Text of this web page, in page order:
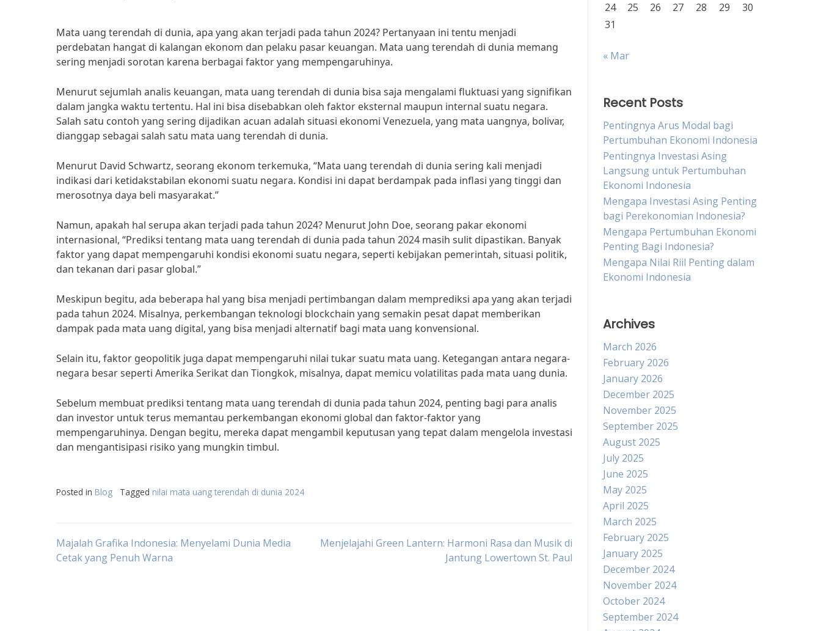
Mata uang terendah di dunia, apa yang akan terjadi pada tahun 2024? Pertanyaan ini tentu menjadi
perdebatan hangat di kalangan ekonom dan pelaku pasar keuangan. Mata uang terendah di dunia memang
sering menjadi sorotan karena berbagai faktor yang mempengaruhinya.
Menurut sejumlah analis keuangan, mata uang terendah di dunia bisa saja mengalami fluktuasi yang signifikan
dalam jangka waktu tertentu. Hal ini bisa disebabkan oleh faktor eksternal maupun internal suatu negara.
Salah satu contoh yang sering dijadikan acuan adalah situasi ekonomi Venezuela, yang mata uangnya, bolivar,
dianggap sebagai salah satu mata uang terendah di dunia.
Menurut David Schwartz, seorang ekonom terkemuka, “Mata uang terendah di dunia sering kali menjadi
indikasi dari ketidakstabilan ekonomi suatu negara. Kondisi ini dapat berdampak pada inflasi yang tinggi dan
merosotnya daya beli masyarakat.”
Namun, apakah hal serupa akan terjadi pada tahun 2024? Menurut John Doe, seorang pakar ekonomi
internasional, “Prediksi tentang mata uang terendah di dunia pada tahun 2024 masih sulit dipastikan. Banyak
faktor yang dapat mempengaruhi kondisi ekonomi suatu negara, seperti kebijakan pemerintah, situasi politik,
dan tekanan dari pasar global.”
Meskipun begitu, ada beberapa hal yang bisa menjadi pertimbangan dalam memprediksi apa yang akan terjadi
pada tahun 2024. Misalnya, perkembangan teknologi blockchain yang semakin pesat dapat memberikan
dampak pada mata uang digital, yang bisa menjadi alternatif bagi mata uang konvensional.
Selain itu, faktor geopolitik juga dapat mempengaruhi nilai tukar suatu mata uang. Ketegangan antara negara-
negara besar seperti Amerika Serikat dan Tiongkok, misalnya, dapat memicu volatilitas pada mata uang dunia.
Sebelum membuat prediksi tentang mata uang terendah di dunia pada tahun 2024, penting bagi para analis
dan investor untuk terus memantau perkembangan ekonomi global dan faktor-faktor yang
mempengaruhinya. Dengan begitu, mereka dapat mengambil keputusan yang tepat dalam mengelola investasi
dan mengantisipasi risiko yang mungkin timbul.
Posted in Blog Tagged nilai mata uang terendah di dunia 2024
Post
Majalah Grafika Indonesia: Menyelami Dunia Media
Cetak yang Penuh Warna
Menjelajahi Green Lantern: Harmoni Rasa dan Musik di
Jantung Lowertown St. Paul
24
25 26 27 28 29
30
31
« Mar
Recent Posts
Pentingnya Arus Modal bagi
Pertumbuhan Ekonomi Indonesia
Pentingnya Investasi Asing
Langsung untuk Pertumbuhan
Ekonomi Indonesia
Mengapa Investasi Asing Penting
bagi Perekonomian Indonesia?
Mengapa Pertumbuhan Ekonomi
Penting Bagi Indonesia?
Mengapa Nilai Riil Penting dalam
Ekonomi Indonesia
Archives
March 2026
February 2026
January 2026
December 2025
November 2025
September 2025
August 2025
July 2025
June 2025
May 2025
April 2025
March 2025
February 2025
January 2025
December 2024
November 2024
October 2024
September 2024